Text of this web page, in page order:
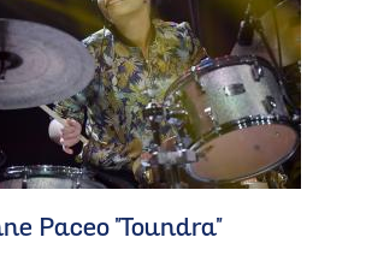
Paceo "Toundra"